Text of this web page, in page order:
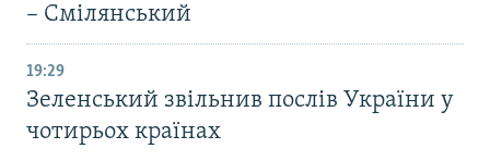
– Смілянський
19:29
Зеленський звільнив послів України у
чотирьох країнах